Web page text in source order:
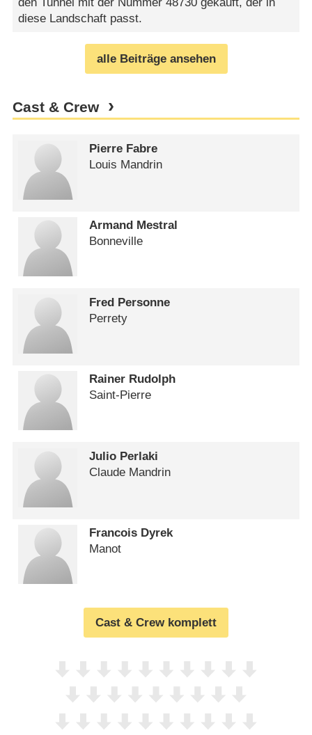
diese Landschaft passt.
alle Beiträge ansehen
Cast & Crew
Pierre Fabre
Louis Mandrin
Armand Mestral
Bonneville
Fred Personne
Perrety
Rainer Rudolph
Saint-Pierre
Julio Perlaki
Claude Mandrin
Francois Dyrek
Manot
Cast & Crew komplett